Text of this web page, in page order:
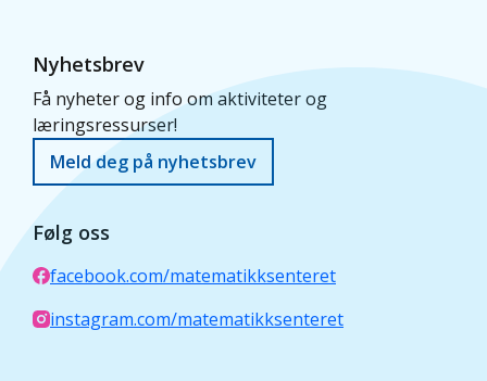
Nyhetsbrev
Få nyheter og info om aktiviteter og
læringsressurser!
Meld deg på nyhetsbrev
Følg oss
facebook.com/matematikksenteret
instagram.com/matematikksenteret